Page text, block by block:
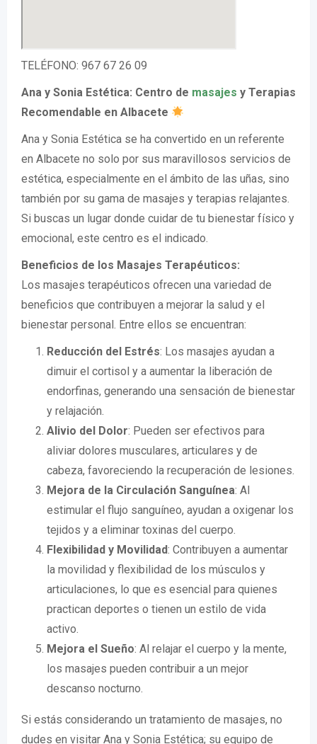
TELÉFONO: 967 67 26 09
Ana y Sonia Estética: Centro de masajes y Terapias
Recomendable en Albacete
Ana y Sonia Estética se ha convertido en un referente
en Albacete no solo por sus maravillosos servicios de
estética, especialmente en el ámbito de las uñas, sino
también por su gama de masajes y terapias relajantes.
Si buscas un lugar donde cuidar de tu bienestar físico y
emocional, este centro es el indicado.
Beneficios de los Masajes Terapéuticos:
Los masajes terapéuticos ofrecen una variedad de
beneficios que contribuyen a mejorar la salud y el
bienestar personal. Entre ellos se encuentran:
Reducción del Estrés: Los masajes ayudan a
dimuir el cortisol y a aumentar la liberación de
endorfinas, generando una sensación de bienestar
y relajación.
Alivio del Dolor: Pueden ser efectivos para
aliviar dolores musculares, articulares y de
cabeza, favoreciendo la recuperación de lesiones.
Mejora de la Circulación Sanguínea: Al
estimular el flujo sanguíneo, ayudan a oxigenar los
tejidos y a eliminar toxinas del cuerpo.
Flexibilidad y Movilidad: Contribuyen a aumentar
la movilidad y flexibilidad de los músculos y
articulaciones, lo que es esencial para quienes
practican deportes o tienen un estilo de vida
activo.
Mejora el Sueño: Al relajar el cuerpo y la mente,
los masajes pueden contribuir a un mejor
descanso nocturno.
Si estás considerando un tratamiento de masajes, no
dudes en visitar Ana y Sonia Estética; su equipo de